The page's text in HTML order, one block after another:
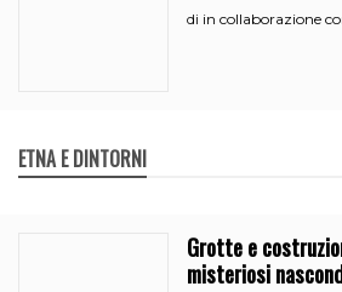
di in collaborazione
ETNA E DINTORNI
Grotte e
misteriosi